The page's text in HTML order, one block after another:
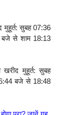
मुहूर्त: सुबह 07:36
बजे से शाम 18:13
मुहूर्त: सुबह
बजे से 18:48